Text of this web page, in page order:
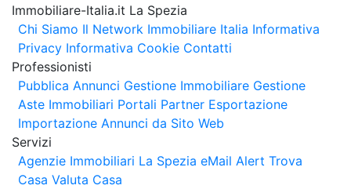
Immobiliare-Italia.it La Spezia
Chi Siamo Il Network Immobiliare Italia Informativa
Privacy Informativa Cookie Contatti
Professionisti
Pubblica Annunci Gestione Immobiliare Gestione
Aste Immobiliari Portali Partner Esportazione
Importazione Annunci da Sito Web
Servizi
Agenzie Immobiliari La Spezia eMail Alert Trova
Casa Valuta Casa